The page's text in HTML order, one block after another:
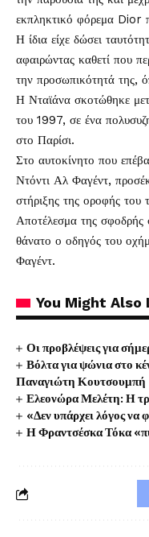
εκπληκτικό φόρεμα Dior
Η ίδια είχε δώσει
αφαιρώντας καθετί που
την προσωπικότητά της,
Η Νταϊάνα σκοτώθηκε
του 1997, σε ένα
στο Παρίσι.
Στο αυτοκίνητο που
Ντόντι Αλ Φαγέντ,
στήριξης της οροφής του
Αποτέλεσμα της σφοδρής
θάνατο ο οδηγός του
Φαγέντ.
You Might Also
Οι προβλέψεις για
Βόλτα για ψώνια στο
Παναγιώτη Κουτσουμπή
Ελεονώρα Μελέτη: Η
«Δεν υπάρχει λόγος
Η Φραντσέσκα Τόκα